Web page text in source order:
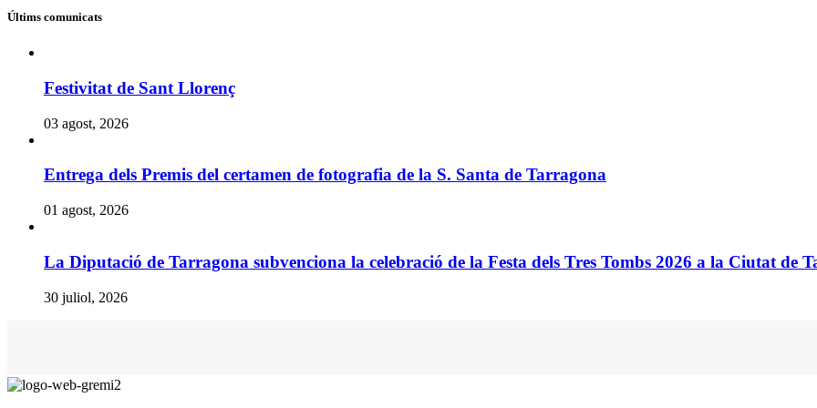
Últims comunicats
Festivitat de Sant Llorenç
03 agost, 2026
Entrega dels Premis del certamen de fotografia de la S. Santa de Tarragona
01 agost, 2026
La Diputació de Tarragona subvenciona la celebració de la Festa dels Tres Tombs 2026 a la Ciutat de
30 juliol, 2026